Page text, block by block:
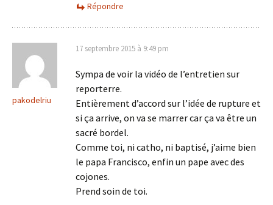
Répondre
pakodelriu
17 septembre 2015 à 9:49 pm
Sympa de voir la vidéo de l’entretien sur
reporterre.
Entièrement d’accord sur l’idée de rupture et
si ça arrive, on va se marrer car ça va être un
sacré bordel.
Comme toi, ni catho, ni baptisé, j’aime bien
le papa Francisco, enfin un pape avec des
cojones.
Prend soin de toi.